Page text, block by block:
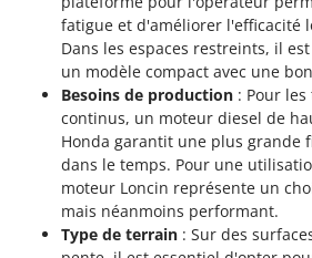
fatigue et d'améliorer l'efficacité
Dans les espaces restreints, il
un modèle compact avec une
Besoins de production : Pour
continus, un moteur diesel de
Honda garantit une plus grande
dans le temps. Pour une
moteur Loncin représente un
mais néanmoins performant.
Type de terrain : Sur des